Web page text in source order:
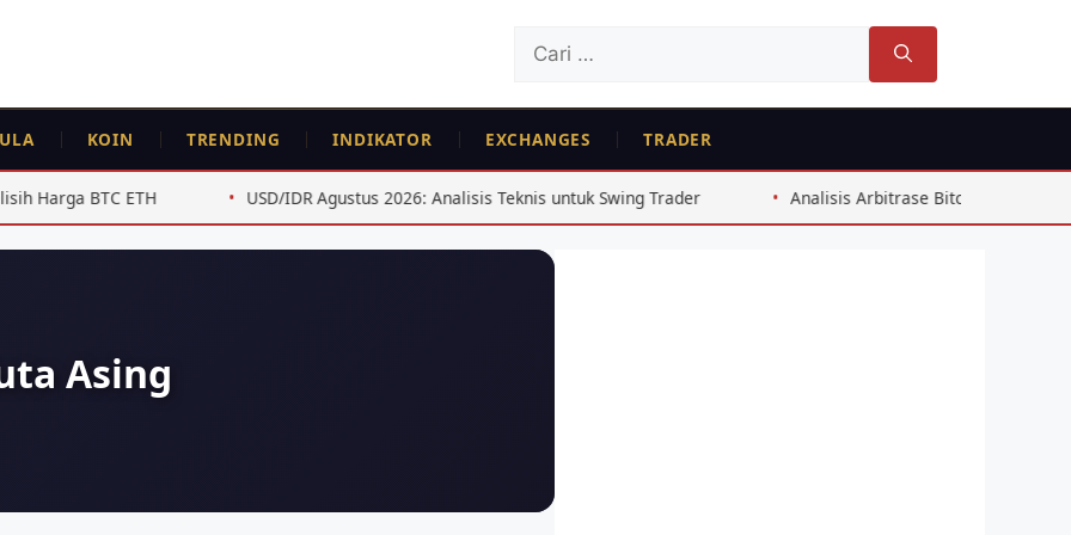
Cari
KOIN TRENDING INDIKATOR EXCHANGES TRADER
USD/IDR Agustus 2026: Analisis Teknis untuk Swing Trader Analisis Arbitrase Bitcoin Exchange Indonesia 2026
Asing